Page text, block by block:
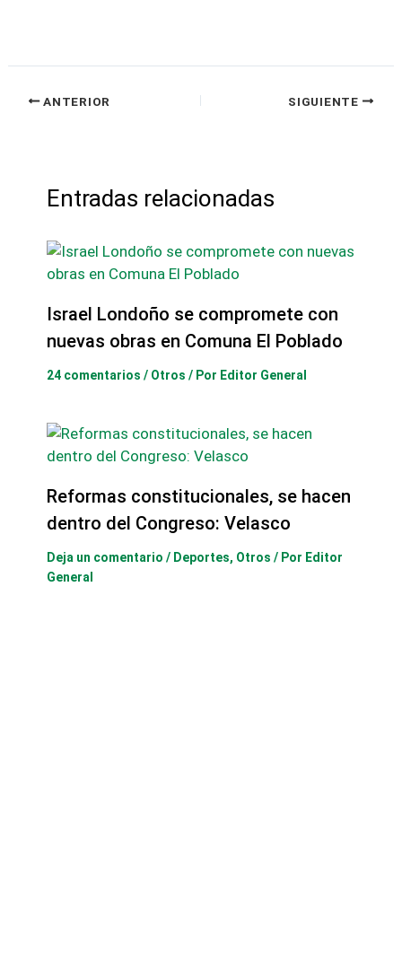
ANTERIOR SIGUIENTE
Entradas relacionadas
Israel Londoño se compromete con
nuevas obras en Comuna El Poblado
24 comentarios / Otros / Por Editor General
Reformas constitucionales, se hacen
dentro del Congreso: Velasco
Deja un comentario / Deportes, Otros / Por Editor
General